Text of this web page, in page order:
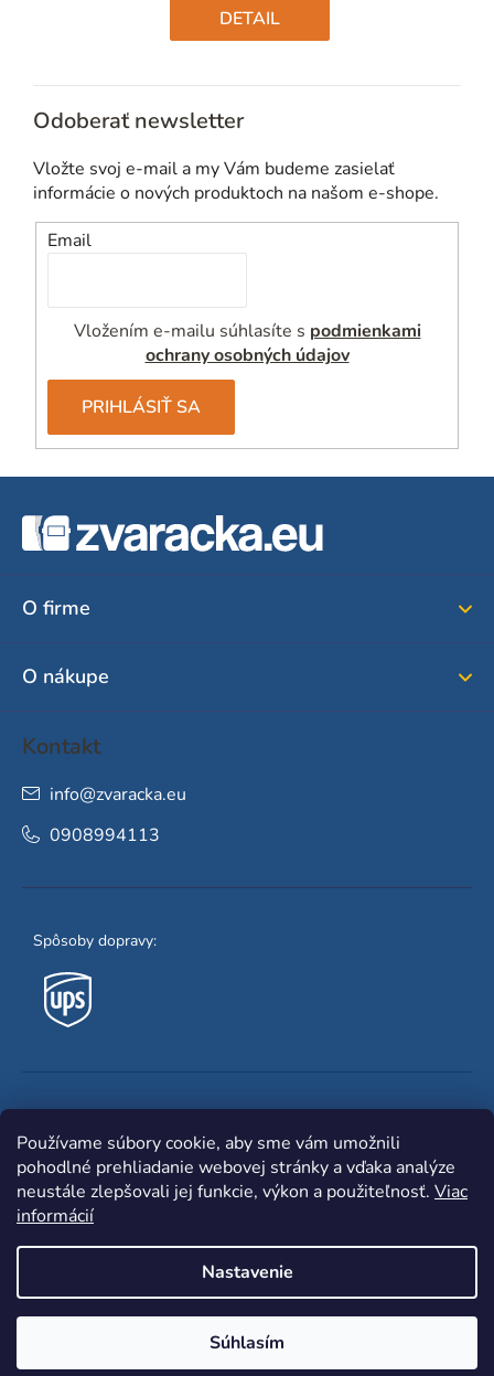
Používame súbory cookie, aby sme vám umožnili
pohodlné prehliadanie webovej stránky a vďaka analýze
neustále zlepšovali jej funkcie, výkon a použiteľnosť. Viac
informácií
Nastavenie
Súhlasím
cena:
DETAIL
Odoberať newsletter
Vložte svoj e-mail a my Vám budeme zasielať
informácie o nových produktoch na našom e-shope.
Email
Vložením e-mailu súhlasíte s podmienkami
ochrany osobných údajov
PRIHLÁSIŤ SA
O firme
O nákupe
Kontakt
info@zvaracka.eu
0908994113
Spôsoby dopravy:
Shoptet |mime digital
vyhradené.